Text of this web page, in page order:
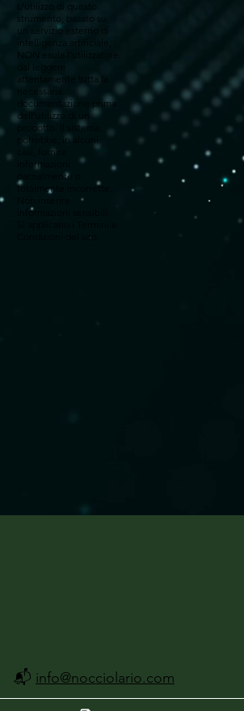
L'utilizzo di questo
strumento, basato su
un servizio esterno di
intelligenza artificiale,
NON esula l'utilizzatore
attentamente tutta la
necessaria
documentazione prima
dell'utilizzo di un
prodotto. Il sistema
potrebbe, in alcuni
casi, fornire
informazioni
parzialmente o
totalmente incorrette.
informazioni sensibili.
Condizioni del sito.
📬 info@nocciolario.com